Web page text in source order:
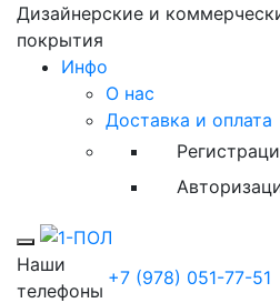
Дизайнерские и
покрытия
Инфо
О нас
Доставка и оплата
Toggle mobile menu
Наши
телефоны
+7 (978) 051-77-51